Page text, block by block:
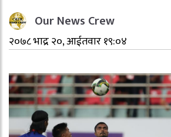
Our News Crew
२०७८ भाद्र २०, आईतवार १९:०४